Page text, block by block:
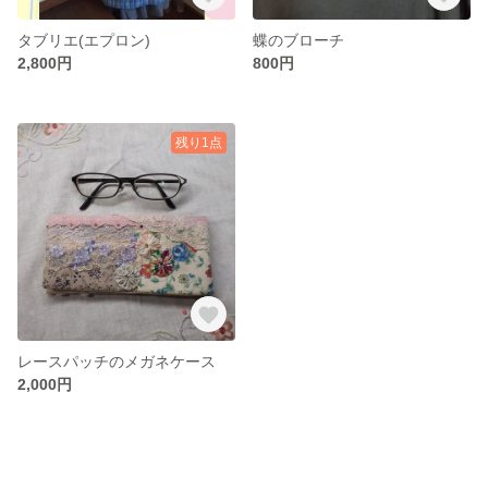
タブリエ(エプロン)
2,800円
蝶のブローチ
800円
残り1点
レースパッチのメガネケース
2,000円